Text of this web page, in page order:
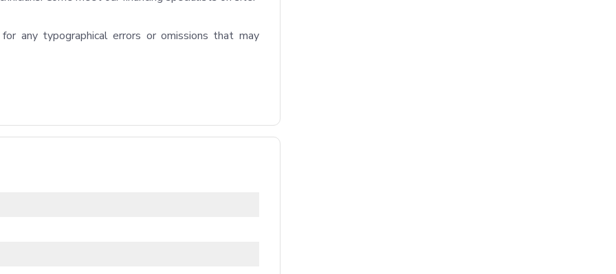
any typographical errors or omissions that may